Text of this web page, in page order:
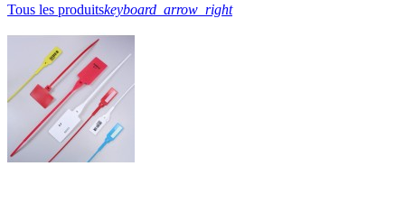
Tous les produitskeyboard_arrow_right